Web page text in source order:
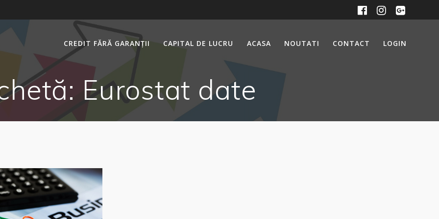
CREDIT FĂRĂ GARANȚII CAPITAL DE LUCRU ACASA NOUTATI CONTACT LOGIN
Eurostat date